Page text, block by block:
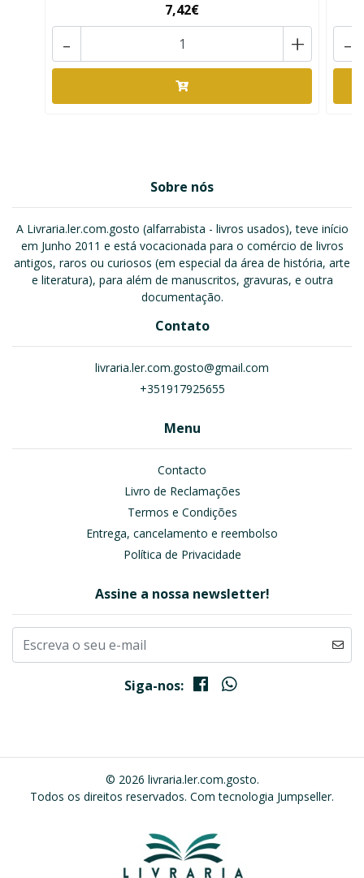
7,42€
+
- -
Sobre nós
A Livraria.ler.com.gosto (alfarrabista - livros usados), teve início
em Junho 2011 e está vocacionada para o comércio de livros
antigos, raros ou curiosos (em especial da área de história, arte
e literatura), para além de manuscritos, gravuras, e outra
documentação.
Contato
livraria.ler.com.gosto@gmail.com
+351917925655
Menu
Contacto
Livro de Reclamações
Termos e Condições
Entrega, cancelamento e reembolso
Política de Privacidade
Assine a nossa newsletter!
Siga-nos:
© 2026 livraria.ler.com.gosto.
Todos os direitos reservados. Com tecnologia Jumpseller.